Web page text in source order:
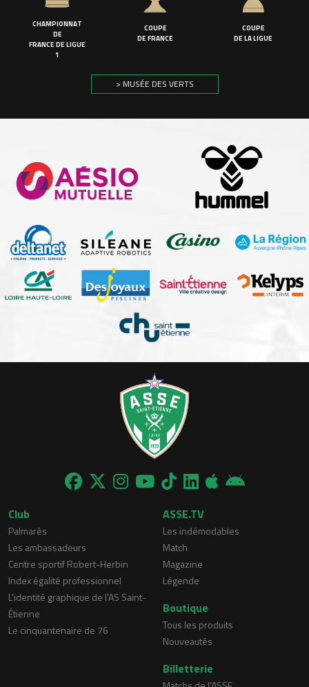
CHAMPIONNAT
DE
FRANCE DE LIGUE
1
COUPE
DE FRANCE
COUPE
DE LA LIGUE
> MUSÉE DES VERTS
Club
Palmarès
Les ambassadeurs
Centre sportif Robert-Herbin
Index égalité professionnel
L'identité graphique de l'AS Saint-
Étienne
Le cinquantenaire de 76
ASSE.TV
Les indémodables
Match
Magazine
Légende
Boutique
Tous les produits
Nouveautés
Billetterie